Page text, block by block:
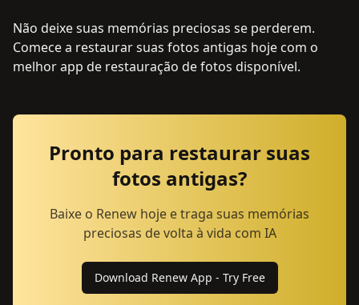
Não deixe suas memórias preciosas se perderem.
Comece a restaurar suas fotos antigas hoje com o
melhor app de restauração de fotos disponível.
Pronto para restaurar suas
fotos antigas?
Baixe o Renew hoje e traga suas memórias
preciosas de volta à vida com IA
Download Renew App - Try Free